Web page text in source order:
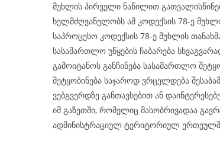
მუხლის პირველი ნაწილით
ხელმძღვანელობს ამ კოდექსის 78-ე
საპროცესო კოდექსის 78-ე მუხლის
სასამართლო უწყების ჩაბარება
გამოიტანოს განჩინება სასამართლო
შეტყობინება საჯაროდ ვრცელდება
ვებგვერდზე განთავსებით ან
იმ გაზეთში, რომელიც მასობრივადაა
ადმინისტრაციულ ტერიტორიულ